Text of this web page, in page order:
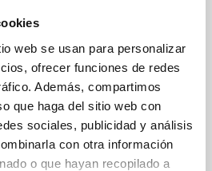
web se usan para personalizar
ofrecer funciones de redes
Además, compartimos
que haga del sitio web con
sociales, publicidad y análisis
con otra información
o que hayan recopilado a
COMP:ACERO P.
LONGITUD DE LA ROSCA=50 D3=8,5
KN (SOLO CON CARGA ESTÁTICA)=23